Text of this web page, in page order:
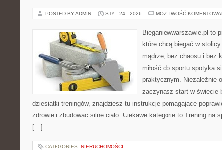
POSTED BY ADMIN STY - 24 - 2026 MOŻLIWOŚĆ
Bieganiewwarszawie.pl to
które chcą biegać w
mądrze, bez chaosu i bez
miłość do sportu spotyka
praktycznym. Niezależnie
zaczynasz start w świecie
dziesiątki treningów, znajdziesz tu instrukcje pomagające
zdrowie i zbudować silne ciało. Ciekawe kategorie to Trening na
[…]
CATEGORIES: NIERUCHOMOŚCI